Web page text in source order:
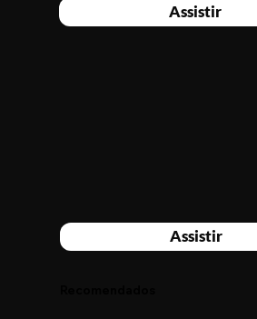
Assistir
Assistir